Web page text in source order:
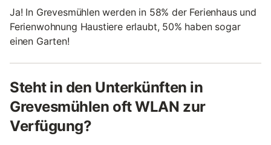
Ja! In Grevesmühlen werden in 58% der Ferienhaus und
Ferienwohnung Haustiere erlaubt, 50% haben sogar
einen Garten!
Steht in den Unterkünften in
Grevesmühlen oft WLAN zur
Verfügung?